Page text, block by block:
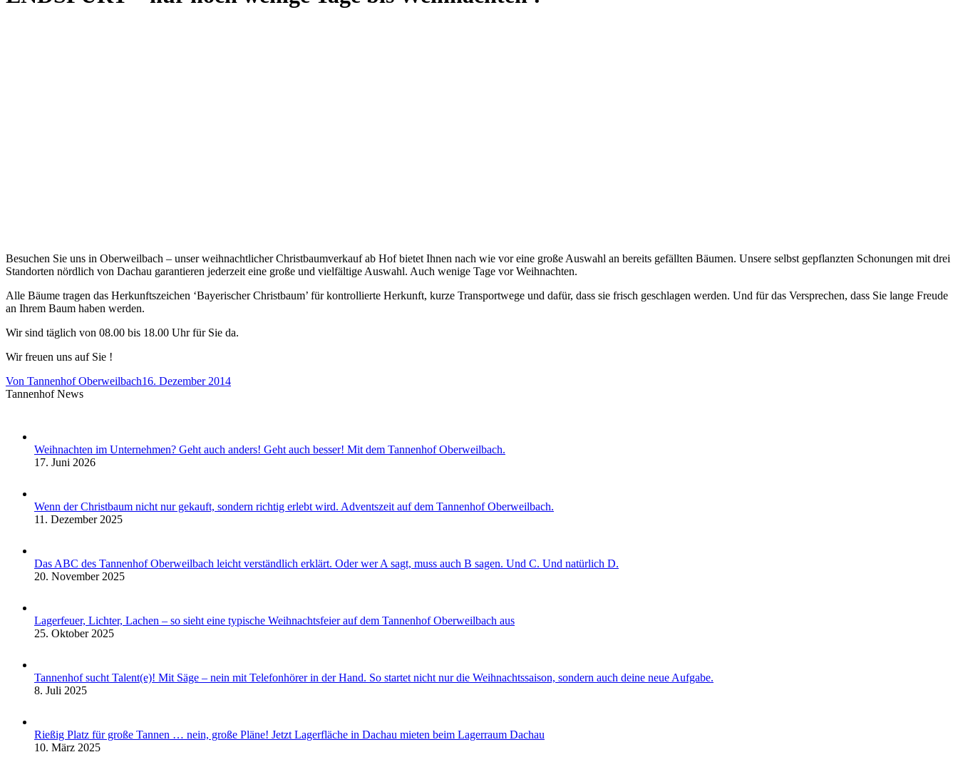
Besuchen Sie uns in Oberweilbach – unser weihnachtlicher Christbaumverkauf ab Hof bietet Ihnen nach wie vor eine große Auswahl an bereits gefällten Bäumen. Unsere selbst gepflanzten Schonungen mit drei
Standorten nördlich von Dachau garantieren jederzeit eine große und vielfältige Auswahl. Auch wenige Tage vor Weihnachten.
Alle Bäume tragen das Herkunftszeichen ‘Bayerischer Christbaum’ für kontrollierte Herkunft, kurze Transportwege und dafür, dass sie frisch geschlagen werden. Und für das Versprechen, dass Sie lange Freude
an Ihrem Baum haben werden.
Wir sind täglich von 08.00 bis 18.00 Uhr für Sie da.
Wir freuen uns auf Sie !
Von Tannenhof Oberweilbach16. Dezember 2014
Tannenhof News
Weihnachten im Unternehmen? Geht auch anders! Geht auch besser! Mit dem Tannenhof Oberweilbach.
17. Juni 2026
Wenn der Christbaum nicht nur gekauft, sondern richtig erlebt wird. Adventszeit auf dem Tannenhof Oberweilbach.
11. Dezember 2025
Das ABC des Tannenhof Oberweilbach leicht verständlich erklärt. Oder wer A sagt, muss auch B sagen. Und C. Und natürlich D.
20. November 2025
Lagerfeuer, Lichter, Lachen – so sieht eine typische Weihnachtsfeier auf dem Tannenhof Oberweilbach aus
25. Oktober 2025
Tannenhof sucht Talent(e)! Mit Säge – nein mit Telefonhörer in der Hand. So startet nicht nur die Weihnachtssaison, sondern auch deine neue Aufgabe.
8. Juli 2025
Rießig Platz für große Tannen … nein, große Pläne! Jetzt Lagerfläche in Dachau mieten beim Lagerraum Dachau
10. März 2025